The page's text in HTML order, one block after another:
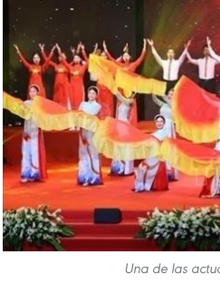
Una de las